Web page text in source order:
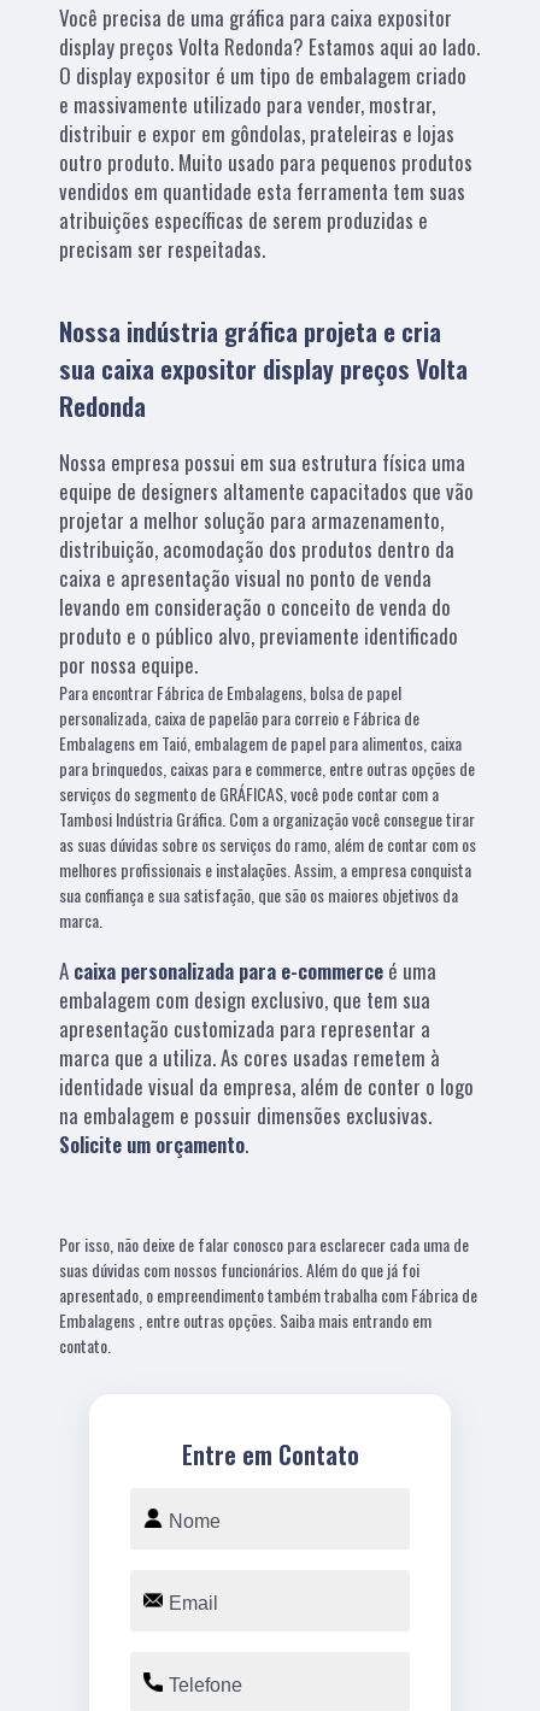
Você precisa de uma gráfica para caixa expositor
display preços Volta Redonda? Estamos aqui ao lado.
O display expositor é um tipo de embalagem criado
e massivamente utilizado para vender, mostrar,
distribuir e expor em gôndolas, prateleiras e lojas
outro produto. Muito usado para pequenos produtos
vendidos em quantidade esta ferramenta tem suas
atribuições específicas de serem produzidas e
precisam ser respeitadas.
Nossa indústria gráfica projeta e cria
sua caixa expositor display preços Volta
Redonda
Nossa empresa possui em sua estrutura física uma
equipe de designers altamente capacitados que vão
projetar a melhor solução para armazenamento,
distribuição, acomodação dos produtos dentro da
caixa e apresentação visual no ponto de venda
levando em consideração o conceito de venda do
produto e o público alvo, previamente identificado
por nossa equipe.
Para encontrar Fábrica de Embalagens, bolsa de papel
personalizada, caixa de papelão para correio e Fábrica de
Embalagens em Taió, embalagem de papel para alimentos, caixa
para brinquedos, caixas para e commerce, entre outras opções de
serviços do segmento de GRÁFICAS, você pode contar com a
Tambosi Indústria Gráfica. Com a organização você consegue tirar
as suas dúvidas sobre os serviços do ramo, além de contar com os
melhores profissionais e instalações. Assim, a empresa conquista
sua confiança e sua satisfação, que são os maiores objetivos da
marca.
A caixa personalizada para e-commerce é uma
embalagem com design exclusivo, que tem sua
apresentação customizada para representar a
marca que a utiliza. As cores usadas remetem à
identidade visual da empresa, além de conter o logo
na embalagem e possuir dimensões exclusivas.
Solicite um orçamento.
Por isso, não deixe de falar conosco para esclarecer cada uma de
suas dúvidas com nossos funcionários. Além do que já foi
apresentado, o empreendimento também trabalha com Fábrica de
Embalagens , entre outras opções. Saiba mais entrando em
contato.
Entre em Contato